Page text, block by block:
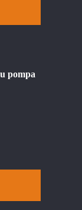
pompa